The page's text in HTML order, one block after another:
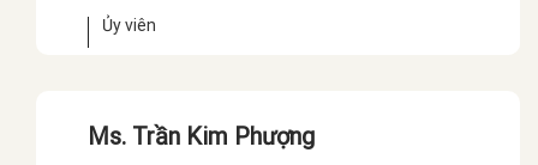
Ủy viên
Ms. Trần Kim Phượng